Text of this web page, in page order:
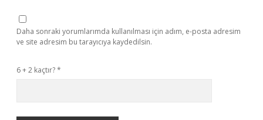
Daha sonraki yorumlarımda kullanılması için adım, e-posta adresim
ve site adresim bu tarayıcıya kaydedilsin.
6 + 2 kaçtır?*